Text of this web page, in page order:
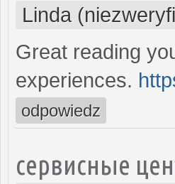
Linda
Great reading
experiences.
odpowiedz
сервисные